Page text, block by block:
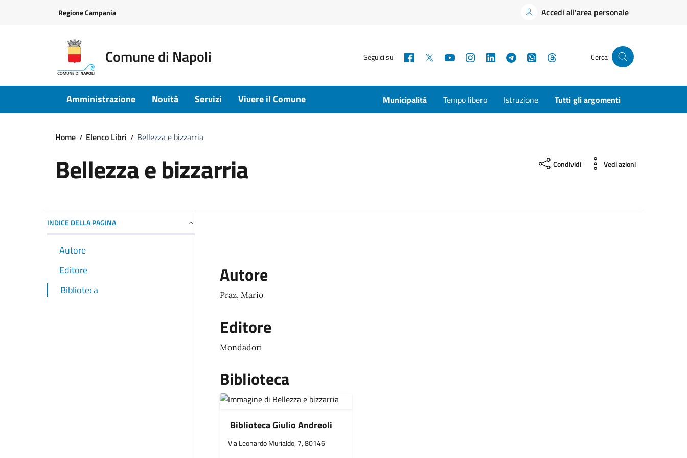
Regione Campania Accedi all'area personale
Comune di Napoli Seguici su: Facebook YouTubeInstagramLinkedInTelegramWhatsApp Cerca
Amministrazione Novità Servizi Vivere il Comune Municipalità Tempo libero Istruzione Tutti gli argomenti
Home Elenco Libri Bellezza e bizzarria
Bellezza e bizzarria Condividi Vedi azioni
INDICE DELLA PAGINA
Autore
Editore
Biblioteca
Autore
Praz, Mario
Editore
Mondadori
Biblioteca
Biblioteca Giulio Andreoli
Via Leonardo Murialdo, 7, 80146